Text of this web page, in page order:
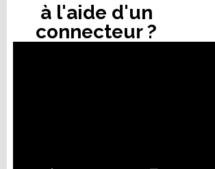
à l'aide d'un
connecteur ?